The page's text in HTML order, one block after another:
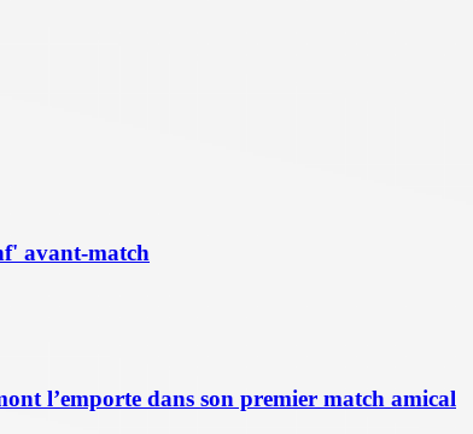
avant-match
l’emporte dans son premier match amical